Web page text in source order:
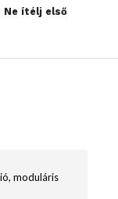
Kifejezetten
Ne ítélj első
moduláris